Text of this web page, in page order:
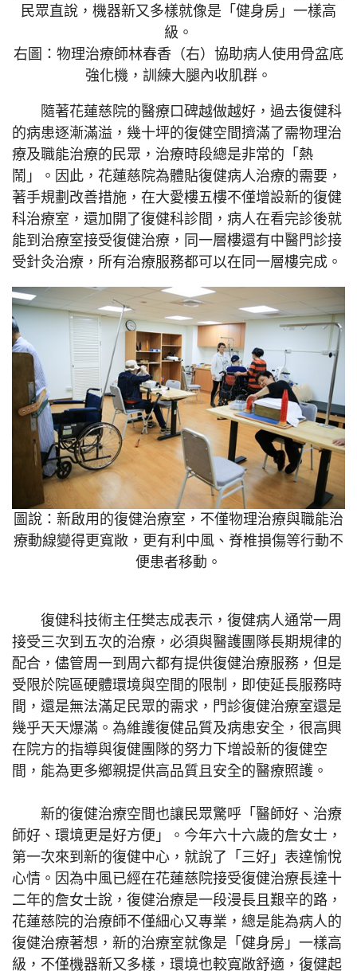
民眾直說，機器新又多樣就像是「健身房」一樣高
級。
右圖：物理治療師林春香（右）協助病人使用骨盆底
強化機，訓練大腿內收肌群。
隨著花蓮慈院的醫療口碑越做越好，過去復健科
的病患逐漸滿溢，幾十坪的復健空間擠滿了需物理治
療及職能治療的民眾，治療時段總是非常的「熱
鬧」。因此，花蓮慈院為體貼復健病人治療的需要，
著手規劃改善措施，在大愛樓五樓不僅增設新的復健
科治療室，還加開了復健科診間，病人在看完診後就
能到治療室接受復健治療，同一層樓還有中醫門診接
受針灸治療，所有治療服務都可以在同一層樓完成。
圖說：新啟用的復健治療室，不僅物理治療與職能治
療動線變得更寬敞，更有利中風、脊椎損傷等行動不
便患者移動。
復健科技術主任樊志成表示，復健病人通常一周
接受三次到五次的治療，必須與醫護團隊長期規律的
配合，儘管周一到周六都有提供復健治療服務，但是
受限於院區硬體環境與空間的限制，即使延長服務時
間，還是無法滿足民眾的需求，門診復健治療室還是
幾乎天天爆滿。為維護復健品質及病患安全，很高興
在院方的指導與復健團隊的努力下增設新的復健空
間，能為更多鄉親提供高品質且安全的醫療照護。
新的復健治療空間也讓民眾驚呼「醫師好、治療
師好、環境更是好方便」。今年六十六歲的詹女士，
第一次來到新的復健中心，就說了「三好」表達愉悅
心情。因為中風已經在花蓮慈院接受復健治療長達十
二年的詹女士說，復健治療是一段漫長且艱辛的路，
花蓮慈院的治療師不僅細心又專業，總是能為病人的
復健治療著想，新的治療室就像是「健身房」一樣高
級，不僅機器新又多樣，環境也較寬敞舒適，復健起